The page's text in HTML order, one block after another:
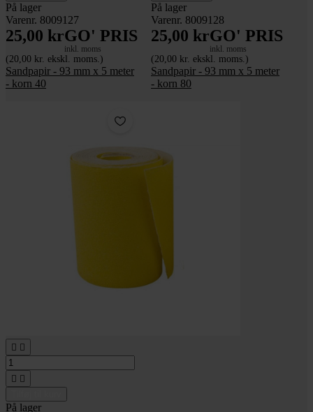
På lager
Varenr. 8009127
25,00 krGO' PRIS
inkl. moms
(20,00 kr. ekskl. moms.)
Sandpapir - 93 mm x 5 meter
- korn 40
På lager
Varenr. 8009128
25,00 krGO' PRIS
inkl. moms
(20,00 kr. ekskl. moms.)
Sandpapir - 93 mm x 5 meter
- korn 80
 
 
På lager